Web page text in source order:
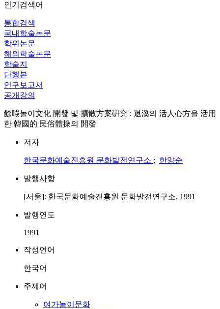
인기검색어
통합검색
국내학술논문
학위논문
해외학술논문
학술지
단행본
연구보고서
공개강의
餘暇놀이文化 開發 및 擴散方案硏究 : 退溪의 活人心方을 活用
한 韓國的 民俗體操의 開發
저자
한국문화예술진흥원 문화발전연구소 ; 한양순
발행사항
[서울]: 한국문화예술진흥원 문화발전연구소, 1991
발행연도
1991
작성언어
한국어
주제어
여가놀이문화